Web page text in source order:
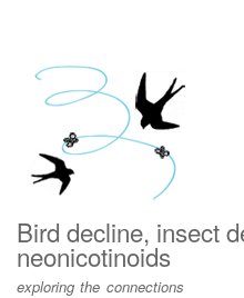
menu
Bird decline, insect
neonicotinoids
exploring the connections